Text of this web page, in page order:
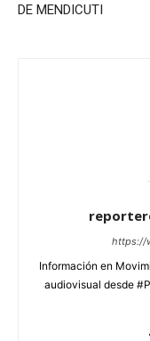
DE MENDICUTI
https://
Información en
audiovisual desde